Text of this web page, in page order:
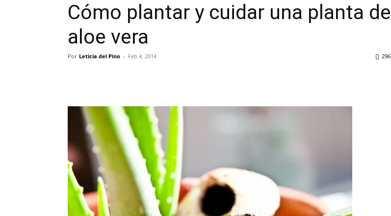
Cómo plantar y cuidar una planta de
aloe vera
Por Leticia del Pino - Feb 4, 2014 296